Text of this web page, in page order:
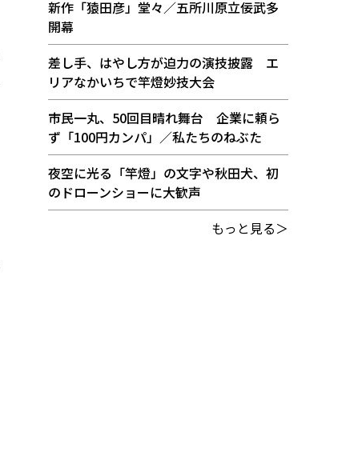
新作「猿田彦」堂々／五所川原立佞武多
開幕
差し手、はやし方が迫力の演技披露 エ
リアなかいちで竿燈妙技大会
市民一丸、50回目晴れ舞台 企業に頼ら
ず「100円カンパ」／私たちのねぶた
夜空に光る「竿燈」の文字や秋田犬、初
のドローンショーに大歓声
もっと見る＞